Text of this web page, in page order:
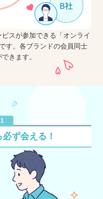
スが参加できる「オンライ
す。各ブランドの会員同士
きます。
ず会える！